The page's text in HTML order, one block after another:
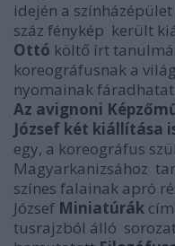
idején a
száz fénykép került
Ottó költő írt
koreográfusnak a
nyomainak
Az avignoni
József két kiállítása
egy, a koreográfus
Magyarkanizsához
színes falainak apró
József Miniatúrák
tusrajzból álló